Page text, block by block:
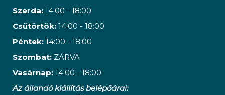
Szerda: 14:00 - 18:00
Csütörtök: 14:00 - 18:00
Péntek: 14:00 - 18:00
Szombat: ZÁRVA
Vasárnap: 14:00 - 18:00
Az állandó kiállítás belépőárai: